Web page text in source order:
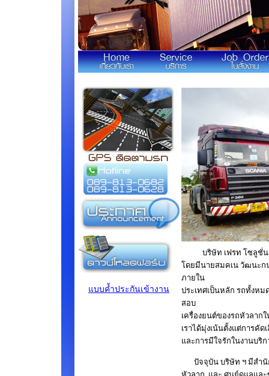
แบบค้ำประกันเข้างาน
บริษัท เฟรท โซลูชั่น
โดยมีนายสมคเน วัฒนะก
ภายใน
ประเทศเป็นหลัก รถทั้งหม
สอบ
เครื่องยนต์ของรถหัวลาก
เราได้มุ่งเน้นตั้งแต่การคั
และการมีใจรักในงานบริก
ปัจจุบัน บริษัท ฯ มีสำนั